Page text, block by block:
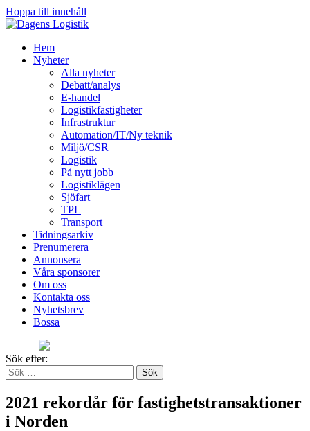
Hoppa till innehåll
Hem
Nyheter
Alla nyheter
Debatt/analys
E-handel
Logistikfastigheter
Infrastruktur
Automation/IT/Ny teknik
Miljö/CSR
Logistik
På nytt jobb
Logistiklägen
Sjöfart
TPL
Transport
Tidningsarkiv
Prenumerera
Annonsera
Våra sponsorer
Om oss
Kontakta oss
Nyhetsbrev
Bossa
Sök efter:
2021 rekordår för fastighetstransaktioner
i Norden